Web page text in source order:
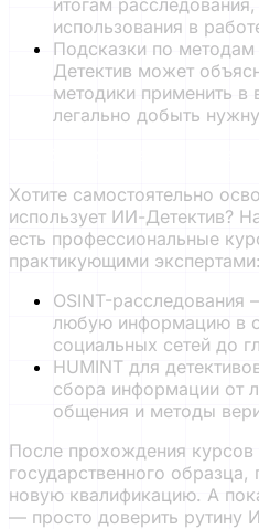
использования в
Подсказки по
Детектив может
методики применить в
легально добыть
Хотите самостоятельно
использует ИИ-Детектив?
есть профессиональные
практикующими экспертами:
OSINT-расследования
любую информацию в
социальных сетей до
HUMINT для
сбора информации от
общения и методы
После прохождения курсов
государственного
новую квалификацию. А
— просто доверить рутину